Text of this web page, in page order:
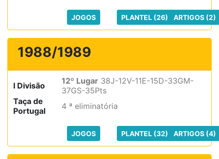
JOGOS PLANTEL (26) ARTIGOS (2)
1988/1989
I Divisão 12º Lugar 38J-12V-11E-15D-33GM-
37GS-35Pts
Taça de
Portugal
4 ª eliminatória
JOGOS PLANTEL (32) ARTIGOS (4)